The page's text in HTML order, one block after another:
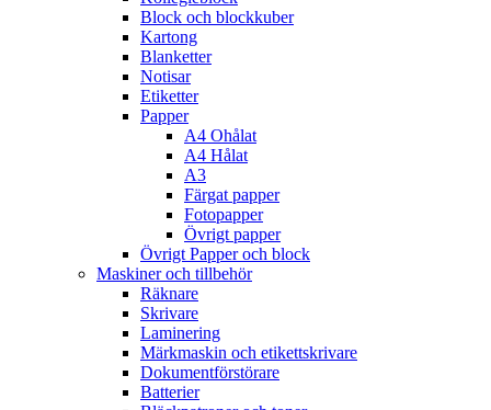
Block och blockkuber
Kartong
Blanketter
Notisar
Etiketter
Papper
A4 Ohålat
A4 Hålat
A3
Färgat papper
Fotopapper
Övrigt papper
Övrigt Papper och block
Maskiner och tillbehör
Räknare
Skrivare
Laminering
Märkmaskin och etikettskrivare
Dokumentförstörare
Batterier